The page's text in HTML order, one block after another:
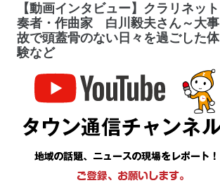
【動画インタビュー】クラリネット
奏者・作曲家 白川毅夫さん～大事
故で頭蓋骨のない日々を過ごした体
験など